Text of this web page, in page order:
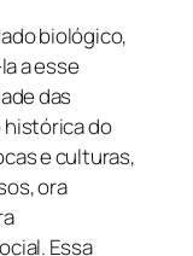
biológico,
a esse
das
histórica do
e culturas,
ora
Essa